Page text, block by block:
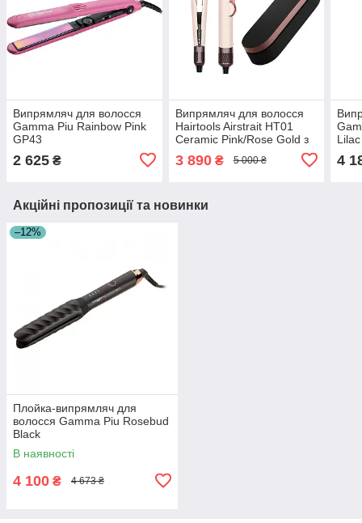
Випрямляч для волосся
Gamma Piu Rainbow Pink
GP43
2 625 ₴
Випрямляч для волосся
Hairtools Airstrait HT01
Ceramic Pink/Rose Gold з
3 890₴ 5 000 ₴ 4
Акційні пропозиції та новинки
–12%
Плойка-випрямляч для
волосся Gamma Piu Rosebud
Black
В наявності
4 100 ₴ 4 673 ₴